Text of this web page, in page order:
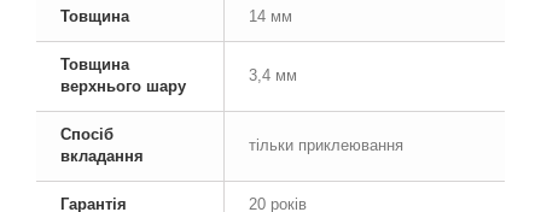
Товщина 14 мм
Товщина
верхнього шару
3,4 мм
Спосіб
вкладання
тільки приклеювання
Гарантія 20 років